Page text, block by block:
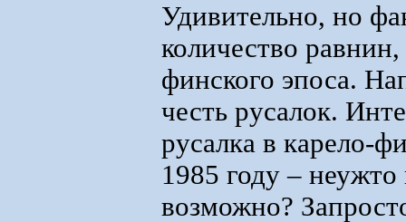
Удивительно, но
количество
финского эпоса.
честь русалок.
русалка в карело-
1985 году –
возможно?